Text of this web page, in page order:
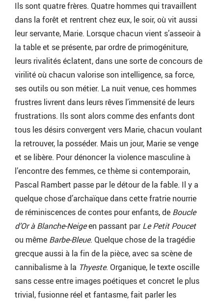
Ils sont quatre frères. Quatre hommes qui travaillent
dans la forêt et rentrent chez eux, le soir, où vit aussi
leur servante, Marie. Lorsque chacun vient s’asseoir à
la table et se présente, par ordre de primogéniture,
leurs rivalités éclatent, dans une sorte de concours de
virilité où chacun valorise son intelligence, sa force,
ses outils ou son métier. La nuit venue, ces hommes
frustres livrent dans leurs rêves l’immensité de leurs
frustrations. Ils sont alors comme des enfants dont
tous les désirs convergent vers Marie, chacun voulant
la retrouver, la posséder. Mais un jour, Marie se venge
et se libère. Pour dénoncer la violence masculine à
l’encontre des femmes, ce thème si contemporain,
Pascal Rambert passe par le détour de la fable. Il y a
quelque chose d’archaïque dans cette fratrie nourrie
de réminiscences de contes pour enfants, de Boucle
d’Or à Blanche-Neigeen passant parLe Petit Poucet
ou même Barbe-Bleue. Quelque chose de la tragédie
grecque aussi à la fin de la pièce, avec sa scène de
cannibalisme à la Thyeste. Organique, le texte oscille
sans cesse entre images poétiques et concret le plus
trivial, fusionne réel et fantasme, fait parler les